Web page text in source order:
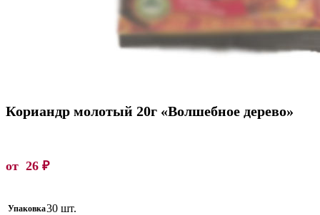
Кориандр молотый 20г «Волшебное дерево»
от 26 ₽
Упаковка30 шт.